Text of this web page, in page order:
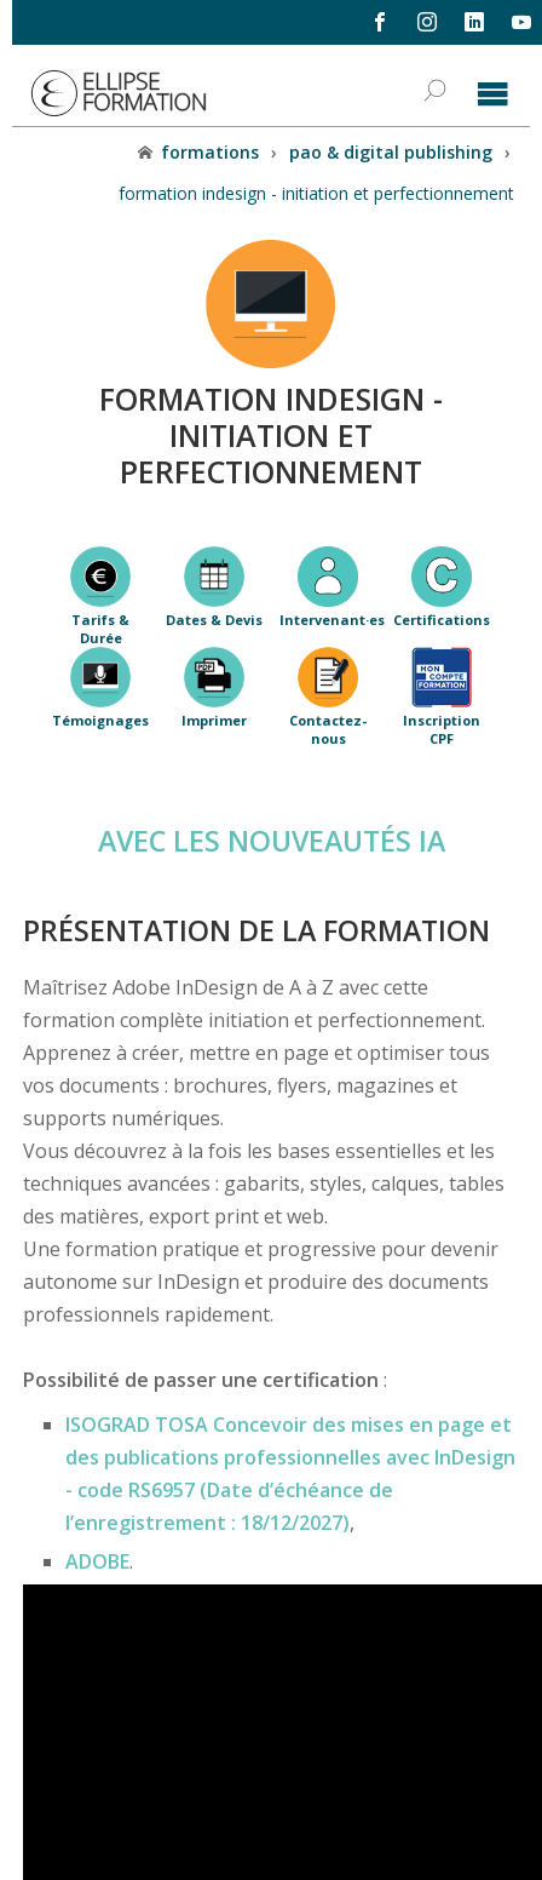
formations › pao & digital publishing ›
formation indesign - initiation et perfectionnement
FORMATION INDESIGN -
INITIATION ET
PERFECTIONNEMENT
Tarifs &
Durée
Dates & Devis Intervenant·es Certifications
Témoignages Imprimer
Contactez-
nous
Inscription
CPF
AVEC LES NOUVEAUTÉS IA
PRÉSENTATION DE LA FORMATION
Maîtrisez Adobe InDesign de A à Z avec cette
formation complète initiation et perfectionnement.
Apprenez à créer, mettre en page et optimiser tous
vos documents : brochures, flyers, magazines et
supports numériques.
Vous découvrez à la fois les bases essentielles et les
techniques avancées : gabarits, styles, calques, tables
des matières, export print et web.
Une formation pratique et progressive pour devenir
autonome sur InDesign et produire des documents
professionnels rapidement.
Possibilité de passer une certification :
ISOGRAD TOSA Concevoir des mises en page et
des publications professionnelles avec InDesign
- code RS6957 (Date d’échéance de
l’enregistrement : 18/12/2027),
ADOBE.